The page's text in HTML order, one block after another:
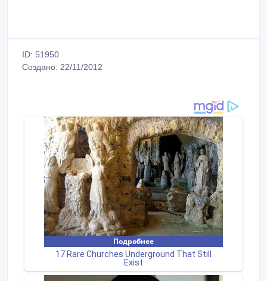
ID: 51950
Создано: 22/11/2012